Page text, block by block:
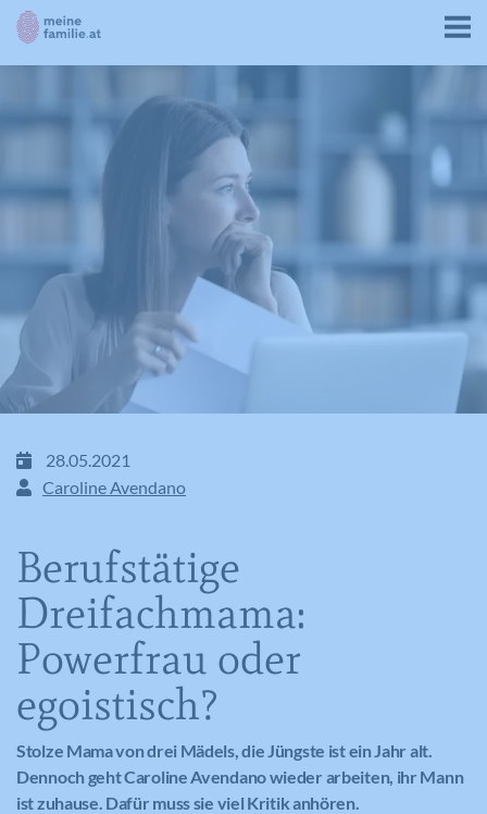
28.05.2021
Caroline Avendano
Berufstätige
Dreifachmama:
Powerfrau oder
egoistisch?
Stolze Mama von drei Mädels, die Jüngste ist ein Jahr alt.
Dennoch geht Caroline Avendano wieder arbeiten, ihr Mann
ist zuhause. Dafür muss sie viel Kritik anhören.